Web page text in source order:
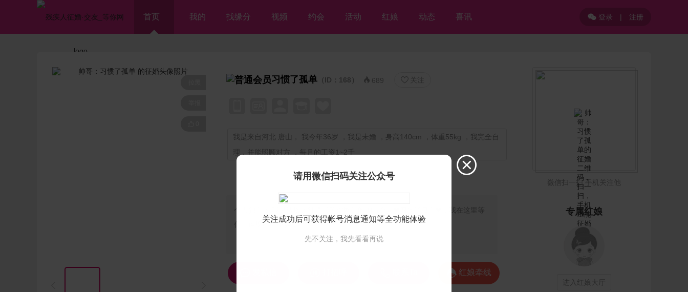
首页 我的 找缘分 视频 约会 活动 红娘 动态 喜讯 登录 | 注册
习惯了孤单 （ID：168）  689  关注
我是来自河北 唐山， 我今年36岁 ，我是未婚 ，身高140cm ，体重55kg ，我完全自
理，并能照顾对方 ，每月的工资1~2千
个人独白：
我是残疾人征婚【等你网】的帅哥会员❤习惯了孤单❤，我在这里等
你，但愿不离不弃💘
 红娘牵线
微信扫一扫 手机关注他
专属红娘
进入红娘大厅

请用微信扫码关注公众号
关注成功后可获得帐号消息通知等全功能体验
先不关注，我先看看再说